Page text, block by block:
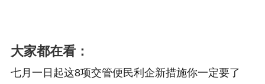
大家都在看：
七月一日起这8项交管便民利企新措施你一定要了